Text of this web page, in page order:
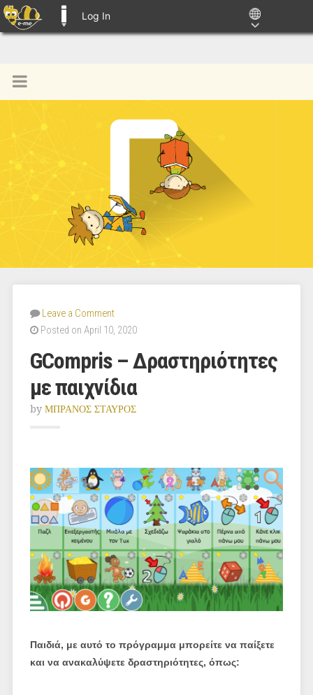
Log In
Leave a Comment
Posted on April 10, 2020
GCompris – Δραστηριότητες
με παιχνίδια
by ΜΠΡΑΝΟΣ ΣΤΑΥΡΟΣ
Παιδιά, με αυτό το πρόγραμμα μπορείτε να παίξετε
και να ανακαλύψετε δραστηριότητες, όπως: